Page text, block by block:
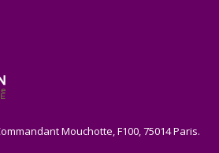
Mouchotte, F100, 75014 Paris.